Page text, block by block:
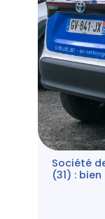
Société
(31) :